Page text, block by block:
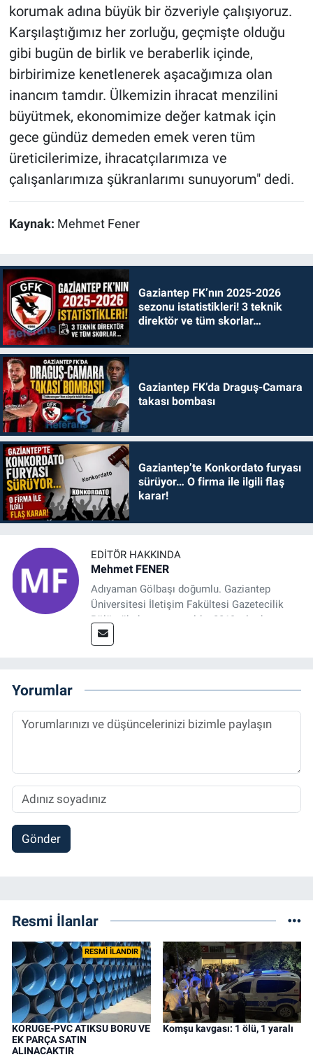
korumak adına büyük bir özveriyle çalışıyoruz.
Karşılaştığımız her zorluğu, geçmişte olduğu
gibi bugün de birlik ve beraberlik içinde,
birbirimize kenetlenerek aşacağımıza olan
inancım tamdır. Ülkemizin ihracat menzilini
büyütmek, ekonomimize değer katmak için
gece gündüz demeden emek veren tüm
üreticilerimize, ihracatçılarımıza ve
çalışanlarımıza şükranlarımı sunuyorum" dedi.
Kaynak: Mehmet Fener
Gaziantep FK’nın 2025-2026
sezonu istatistikleri! 3 teknik
direktör ve tüm skorlar…
Gaziantep FK’da Draguş-Camara
takası bombası
Gaziantep’te Konkordato furyası
sürüyor… O firma ile ilgili flaş
karar!
EDITÖR HAKKINDA
Mehmet FENER
Adıyaman Gölbaşı doğumlu. Gaziantep
Üniversitesi İletişim Fakültesi Gazetecilik
Bölümü’nden mezun oldu. 2019 yılında
başladığı gazetecilik mesleğinde, muhabir,
Sorumlu Haber Editörü' olarak devam
etmektedir.
Yorumlar
Gönder
Resmi İlanlar
RESMİ İLANDIR
KORUGE-PVC ATIKSU BORU VE
EK PARÇA SATIN
ALINACAKTIR
Komşu kavgası: 1 ölü, 1 yaralı